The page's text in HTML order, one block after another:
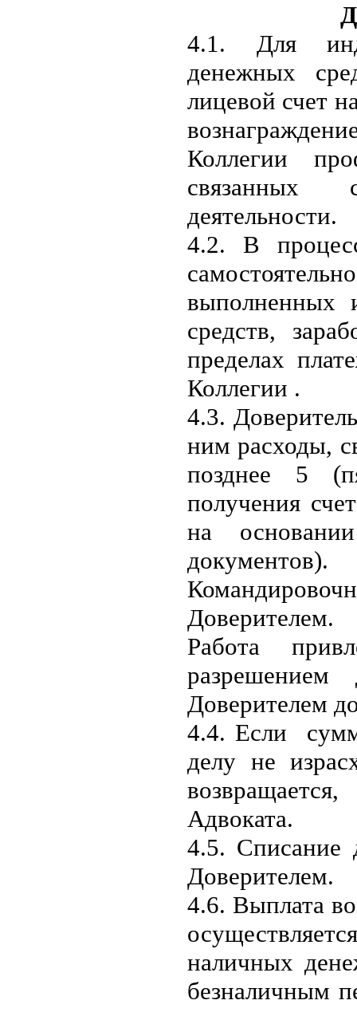
4.1. Для
денежных
лицевой счет
Коллегии
связанных
деятельности.
4.2. В
выполненных
средств,
пределах
Коллегии .
4.3.
ним расходы,
позднее 5
получения
на
документов).
Доверителем.
Работа
разрешением
Доверителем
4.4. Если
делу не
Адвоката.
4.5. Списание
Доверителем.
4.6. Выплата
наличных
безналичным